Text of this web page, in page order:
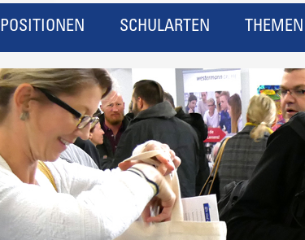
POSITIONEN SCHULARTEN THEMEN